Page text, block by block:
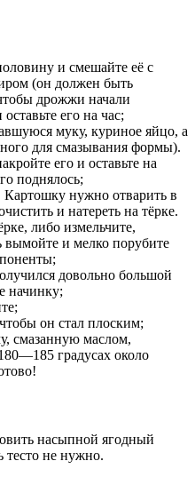
и смешайте её с
(он должен быть
дрожжи начали
его на час;
муку, куриное яйцо, а
для смазывания формы).
его и оставьте на
поднялось;
Картошку нужно отварить в
и натереть на тёрке.
либо измельчите,
вымойте и мелко порубите
довольно большой
начинку;
он стал плоским;
смазанную маслом,
градусах около
насыпной ягодный
тесто не нужно.